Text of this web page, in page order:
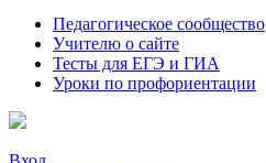
Педагогическое сообщество
Учителю о сайте
Тесты для ЕГЭ и ГИА
Уроки по профориентации